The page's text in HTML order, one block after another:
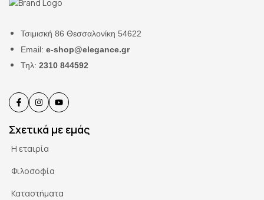
Τσιμισκή 86 Θεσσαλονίκη 54622
Email: e-shop@elegance.gr
Τηλ: 2310 844592
Σχετικά με εμάς
Η εταιρία
Φιλοσοφία
Καταστήματα